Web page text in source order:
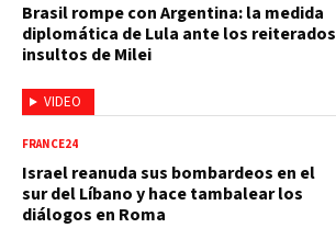
VIDEO
Brasil rompe con Argentina: la medida
diplomática de Lula ante los reiterados
insultos de Milei
FRANCE24
Israel reanuda sus bombardeos en el
sur del Líbano y hace tambalear los
diálogos en Roma